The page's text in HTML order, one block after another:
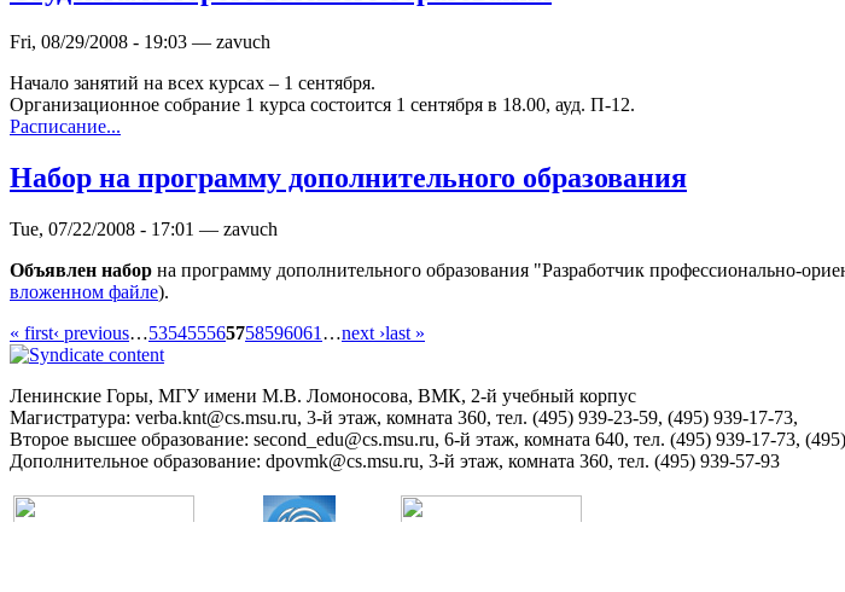
Fri, 08/29/2008 - 19:03 — zavuch
Начало занятий на всех курсах – 1 сентября.
Организационное собрание 1 курса состоится 1 сентября в 18.00, ауд. П-12.
Расписание...
Набор на программу дополнительного образования
Tue, 07/22/2008 - 17:01 — zavuch
Объявлен набор на программу дополнительного образования "Разработчик профессионально-
вложенном файле).
« first‹ previous…535455565758596061 …next ›last »
Ленинские Горы, МГУ имени М.В. Ломоносова, ВМК, 2-й учебный корпус
Магистратура: verba.knt@cs.msu.ru, 3-й этаж, комната 360, тел. (495) 939-23-59, (495) 939-17-73,
Второе высшее образование: second_edu@cs.msu.ru, 6-й этаж, комната 640, тел. (495) 939-17-73,
Дополнительное образование: dpovmk@cs.msu.ru, 3-й этаж, комната 360, тел. (495) 939-57-93